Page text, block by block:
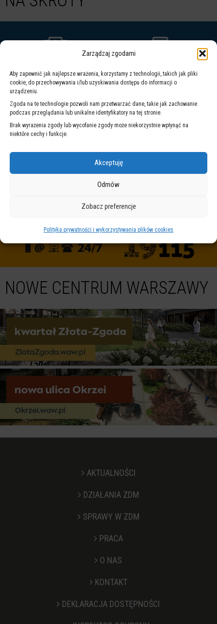
Zarządzaj zgodami
Aby zapewnić jak najlepsze wrażenia, korzystamy z technologii, takich jak pliki
cookie, do przechowywania i/lub uzyskiwania dostępu do informacji o
urządzeniu.
Zgoda na te technologie pozwoli nam przetwarzać dane, takie jak zachowanie
podczas przeglądania lub unikalne identyfikatory na tej stronie.
Brak wyrażenia zgody lub wycofanie zgody może niekorzystnie wpłynąć na
niektóre cechy i funkcje.
Akceptuję
Odmów
Zobacz preferencje
Polityka prywatności i wykorzystywania plików cookies
ZINTEGROWANY
SYSTEM
WARSZAWSKI
SYSTEM
WARSZAWA 19115
NOWE CENTRUM WARSZAWY
AKTUALNOŚCI
DZIAŁANIA ZDM
SPRAWY W ZDM
PRACA
O NAS
KONTAKT
DEKLARACJA DOSTĘPNOŚCI